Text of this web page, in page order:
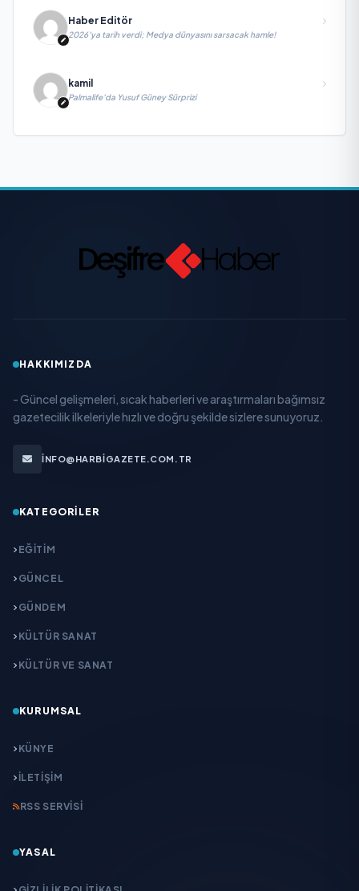
Haber Editör
2026’ya tarih verdi; Medya dünyasını sarsacak hamle!
kamil
Palmalife’da Yusuf Güney Sürprizi
HAKKIMIZDA
- Güncel gelişmeleri, sıcak haberleri ve araştırmaları bağımsız
gazetecilik ilkeleriyle hızlı ve doğru şekilde sizlere sunuyoruz.
INFO@HARBIGAZETE.COM.TR
KATEGORILER
EĞITIM
GÜNCEL
GÜNDEM
KÜLTÜR SANAT
KÜLTÜR VE SANAT
KURUMSAL
KÜNYE
İLETIŞIM
RSS SERVISI
YASAL